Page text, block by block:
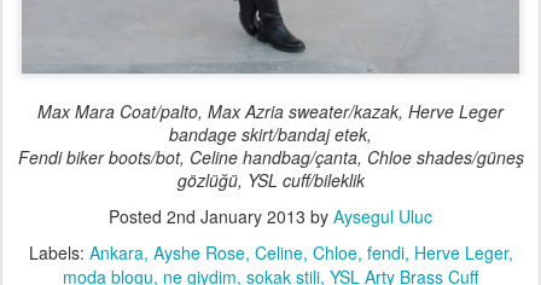
Max Mara Coat/palto, Max Azria sweater/kazak, Herve Leger
bandage skirt/bandaj etek,
Fendi biker boots/bot, Celine handbag/çanta, Chloe shades/güneş
gözlüğü, YSL cuff/bileklik
Posted 2nd January 2013 by Aysegul Uluc
Labels: Ankara Ayshe Rose Celine Chloe fendi Herve Leger
moda blogu ne giydim sokak stili YSL Arty Brass Cuff